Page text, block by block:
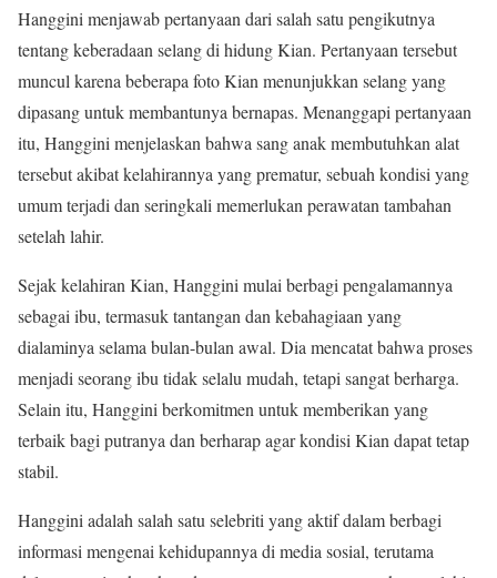
Hanggini menjawab pertanyaan dari salah satu pengikutnya
tentang keberadaan selang di hidung Kian. Pertanyaan tersebut
muncul karena beberapa foto Kian menunjukkan selang yang
dipasang untuk membantunya bernapas. Menanggapi pertanyaan
itu, Hanggini menjelaskan bahwa sang anak membutuhkan alat
tersebut akibat kelahirannya yang prematur, sebuah kondisi yang
umum terjadi dan seringkali memerlukan perawatan tambahan
setelah lahir.
Sejak kelahiran Kian, Hanggini mulai berbagi pengalamannya
sebagai ibu, termasuk tantangan dan kebahagiaan yang
dialaminya selama bulan-bulan awal. Dia mencatat bahwa proses
menjadi seorang ibu tidak selalu mudah, tetapi sangat berharga.
Selain itu, Hanggini berkomitmen untuk memberikan yang
terbaik bagi putranya dan berharap agar kondisi Kian dapat tetap
stabil.
Hanggini adalah salah satu selebriti yang aktif dalam berbagi
informasi mengenai kehidupannya di media sosial, terutama